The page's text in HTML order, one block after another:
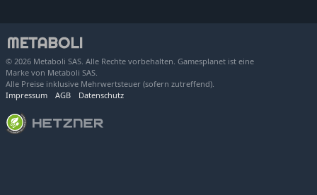
© 2026 Metaboli SAS. Alle Rechte vorbehalten. Gamesplanet ist eine
Marke von Metaboli SAS.
Alle Preise inklusive Mehrwertsteuer (sofern zutreffend).
Impressum
AGB Datenschutz